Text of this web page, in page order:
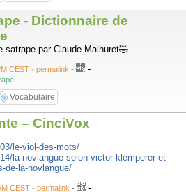
- Dictionnaire de
satrape par Claude Malhuret🤣
CEST - permalink - -
Vocabulaire
– CinciVox
le-viol-des-mots/
la-novlangue-selon-victor-klemperer-et-
de-la-novlangue/
CEST - permalink - -